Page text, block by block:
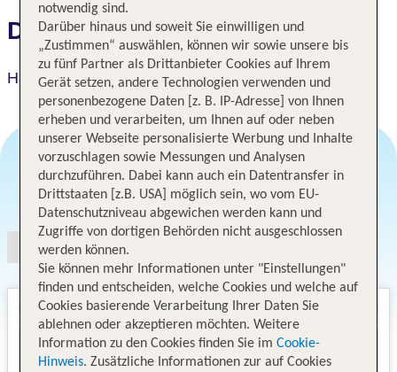
Das erwartet Sie
Ha Hotel
Angebotsauswahl
notwendig sind.
Darüber hinaus und soweit Sie einwilligen und
„Zustimmen“ auswählen, können wir sowie unsere bis
zu fünf Partner als Drittanbieter Cookies auf Ihrem
Gerät setzen, andere Technologien verwenden und
personenbezogene Daten [z. B. IP-Adresse] von Ihnen
erheben und verarbeiten, um Ihnen auf oder neben
unserer Webseite personalisierte Werbung und Inhalte
vorzuschlagen sowie Messungen und Analysen
durchzuführen. Dabei kann auch ein Datentransfer in
Drittstaaten [z.B. USA] möglich sein, wo vom EU-
Datenschutzniveau abgewichen werden kann und
Zugriffe von dortigen Behörden nicht ausgeschlossen
werden können.
Sie können mehr Informationen unter "Einstellungen"
finden und entscheiden, welche Cookies und welche auf
Cookies basierende Verarbeitung Ihrer Daten Sie
ablehnen oder akzeptieren möchten. Weitere
Information zu den Cookies finden Sie im Cookie-
Hinweis. Zusätzliche Informationen zur auf Cookies